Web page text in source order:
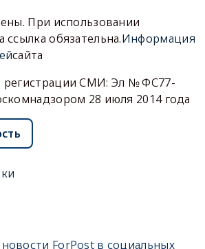
При использовании
ссылка обязательна.Информация
сайта
регистрации СМИ: Эл № ФС77-
28 июля 2014 года
ForPost в социальных